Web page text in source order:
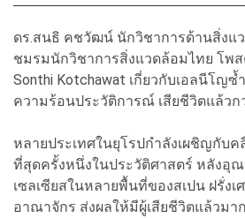
ดร.สนธิ คชวัฒน์ นักวิชาการด้านสิ่งแ
ชมรมนักวิชาการสิ่งแวดล้อมไทย โพ
Sonthi Kotchawat เกี่ยวกับเอลนีโญ
ความร้อนประวัติการณ์ เสียชีวิตแล้วก
หลายประเทศในยุโรปกำลังเผชิญกับ
ที่สุดครั้งหนึ่งในประวัติศาสตร์ หลังอุ
เซลเซียสในหลายพื้นที่ของสเปน ฝรั่ง
อาณาจักร ส่งผลให้มีผู้เสียชีวิตแล้วมา